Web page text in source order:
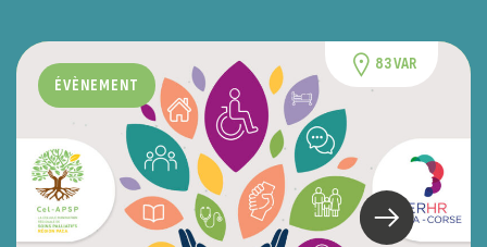
ÉVÈNEMENT
83 VAR